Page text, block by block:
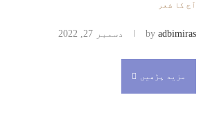
آج کا شعر
by adbimiras دسمبر 27, 2022
مزید پڑھیں